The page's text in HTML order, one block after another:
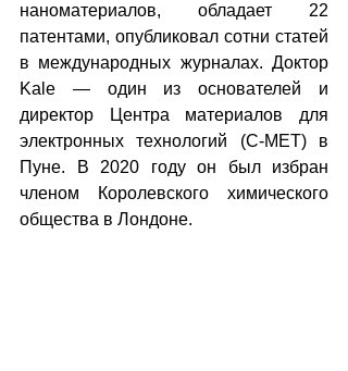
наноматериалов, обладает 22
патентами, опубликовал сотни статей
в международных журналах. Доктор
Kale — один из основателей и
директор Центра материалов для
электронных технологий (C-MET) в
Пуне. В 2020 году он был избран
членом Королевского химического
общества в Лондоне.